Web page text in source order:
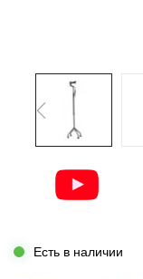
Есть в наличии